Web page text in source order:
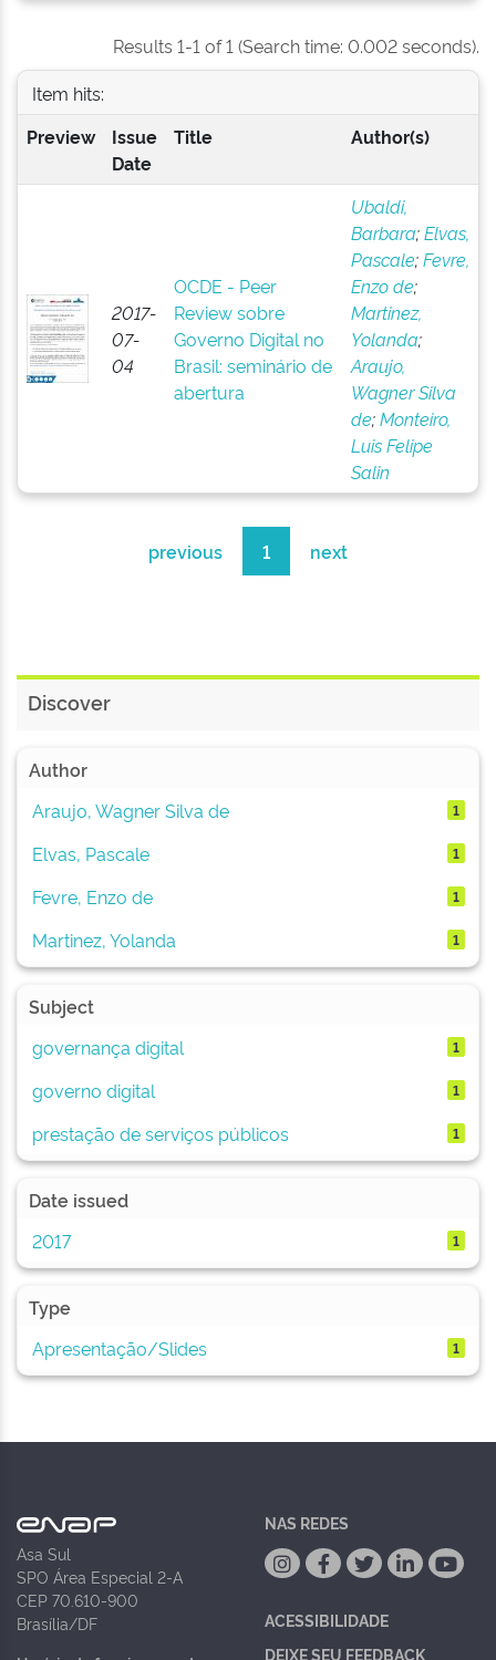
Results 1-1 of 1 (Search time: 0.002 seconds).
Item hits:
Preview
Issue
Date
Title Author(s)
2017-
07-
04
OCDE - Peer
Review sobre
Governo Digital no
Brasil: seminário de
abertura
Ubaldi,
Barbara;Elvas,
Pascale;Fevre,
Enzo de;
Martinez,
Yolanda;
Araujo,
Wagner Silva
de;Monteiro,
Luis Felipe
Salin
previous 1 next
Discover
Author
Araujo, Wagner Silva de
1
Elvas, Pascale 1
Fevre, Enzo de 1
Martinez, Yolanda 1
Subject
governança digital
1
governo digital 1
prestação de serviços públicos 1
Date issued
2017
1
Type
Apresentação/Slides
1
Asa Sul
SPO Área Especial 2-A
CEP 70.610-900
Brasília/DF
NAS REDES
ACESSIBILIDADE
DEIXE SEU FEEDBACK